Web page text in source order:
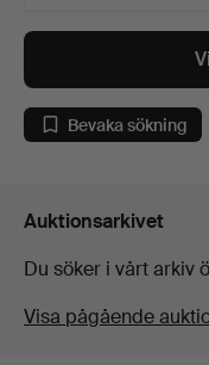
Bevaka sökning
Auktionsarkivet
Du söker i vårt arkiv
Visa pågående